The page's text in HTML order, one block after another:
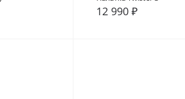
12 990 ₽
В сравнение